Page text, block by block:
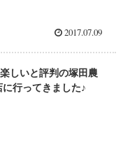
2017.07.09
しいと評判の塚田農
行ってきました♪